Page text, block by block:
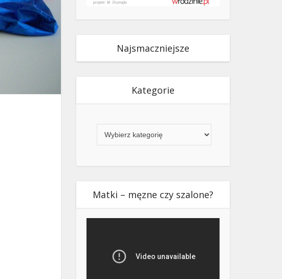
Najsmaczniejsze
Kategorie
Matki – męzne czy szalone?